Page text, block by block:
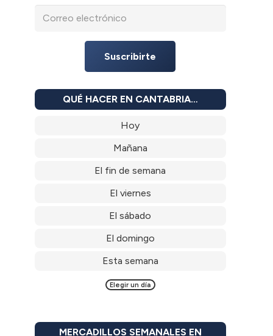
Suscribirte
QUÉ HACER EN CANTABRIA…
Hoy
Mañana
El fin de semana
El viernes
El sábado
El domingo
Esta semana
Elegir un día
MERCADILLOS SEMANALES EN